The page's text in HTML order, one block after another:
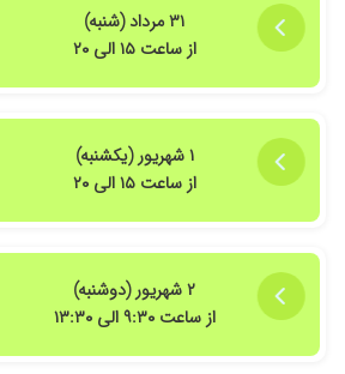
۳۱ مرداد (شنبه)
از ساعت ۱۵ الی ۲۰
۱ شهریور (یکشنبه)
از ساعت ۱۵ الی ۲۰
۲ شهریور (دوشنبه)
از ساعت ۹:۳۰ الی ۱۳:۳۰